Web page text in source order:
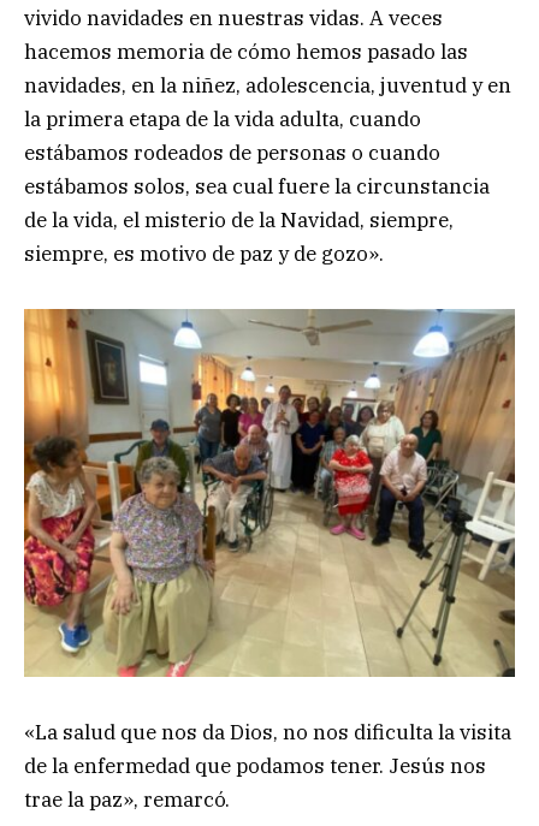
vivido navidades en nuestras vidas. A veces
hacemos memoria de cómo hemos pasado las
navidades, en la niñez, adolescencia, juventud y en
la primera etapa de la vida adulta, cuando
estábamos rodeados de personas o cuando
estábamos solos, sea cual fuere la circunstancia
de la vida, el misterio de la Navidad, siempre,
siempre, es motivo de paz y de gozo».
«La salud que nos da Dios, no nos dificulta la visita
de la enfermedad que podamos tener. Jesús nos
trae la paz», remarcó.